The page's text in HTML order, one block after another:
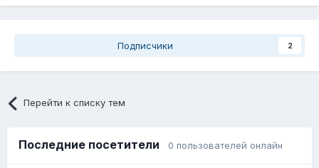
ускоренной доставки.
Пожалуйста,зарегистрируйтесь
изображение.
Подписчики 2
Перейти к списку тем
Последние посетители 0 пользователей онлайн